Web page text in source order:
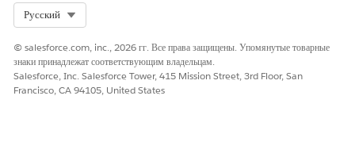
Русский
© salesforce.com, inc., 2026 гг. Все права защищены. Упомянутые товарные
знаки принадлежат соответствующим владельцам.
Salesforce, Inc. Salesforce Tower, 415 Mission Street, 3rd Floor, San
Francisco, CA 94105, United States